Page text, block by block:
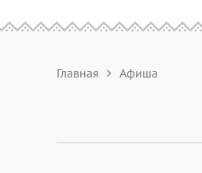
Главная Афиша